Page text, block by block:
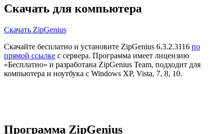
Скачать для компьютера
Скачать ZipGenius
Скачайте бесплатно и установите ZipGenius 6.3.2.3116 по
прямой ссылке с сервера. Программа имеет лицензию
«Бесплатно» и разработана ZipGenius Team, подходит для
компьютера и ноутбука с Windows XP, Vista, 7, 8, 10.
Программа ZipGenius